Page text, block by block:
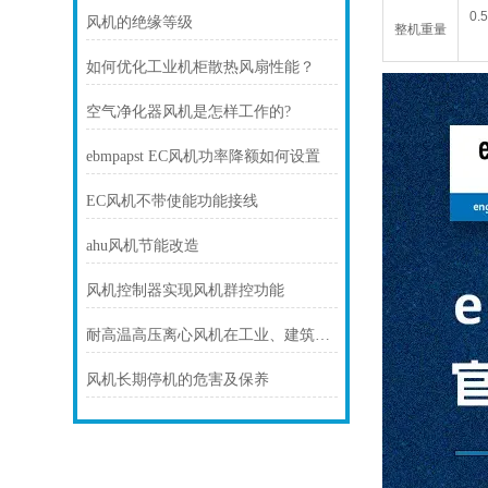
风机的绝缘等级
如何优化工业机柜散热风扇性能？
空气净化器风机是怎样工作的?
ebmpapst EC风机功率降额如何设置
EC风机不带使能功能接线
ahu风机节能改造
风机控制器实现风机群控功能
耐高温高压离心风机在工业、建筑、环境工程等领域中发挥着重要的作用
风机长期停机的危害及保养
整机重量